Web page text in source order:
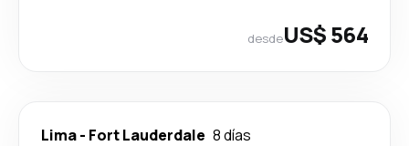
desdeUS$ 564
Lima- Fort Lauderdale 8 días